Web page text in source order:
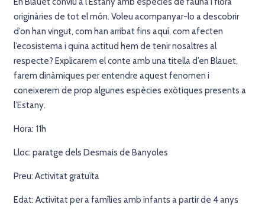
originàries de tot el món. Voleu acompanyar-lo a descobrir
d’on han vingut, com han arribat fins aquí, com afecten
l’ecosistema i quina actitud hem de tenir nosaltres al
respecte? Explicarem el conte amb una titella d’en Blauet,
farem dinàmiques per entendre aquest fenomen i
coneixerem de prop algunes espècies exòtiques presents a
l’Estany.
Hora: 11h
Lloc: paratge dels Desmais de Banyoles
Preu: Activitat gratuïta
Edat: Activitat per a famílies amb infants a partir de 4 anys